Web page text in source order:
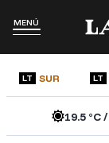
MENÚ
LT SUR LT
19.5°C /